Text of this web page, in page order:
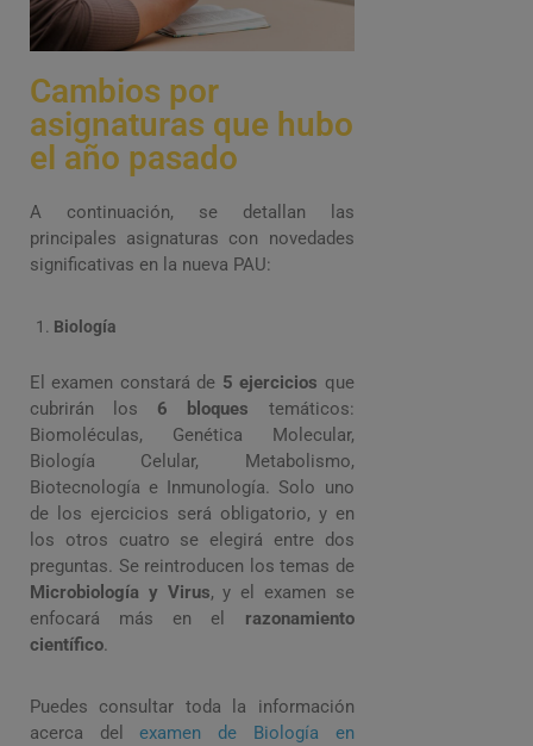
Cambios por
asignaturas que hubo
el año pasado
A continuación, se detallan las
principales asignaturas con novedades
significativas en la nueva PAU:
Biología
El examen constará de 5 ejercicios que
cubrirán los 6 bloques temáticos:
Biomoléculas, Genética Molecular,
Biología Celular, Metabolismo,
Biotecnología e Inmunología. Solo uno
de los ejercicios será obligatorio, y en
los otros cuatro se elegirá entre dos
preguntas. Se reintroducen los temas de
Microbiología y Virus, y el examen se
enfocará más en el razonamiento
científico.
Puedes consultar toda la información
acerca delexamen de Biología en